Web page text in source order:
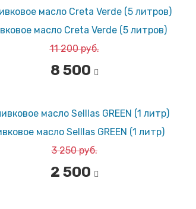
масло Creta Verde (5 литров)
11 200 руб.
8 500
масло Selllas GREEN (1 литр)
3 250 руб.
2 500